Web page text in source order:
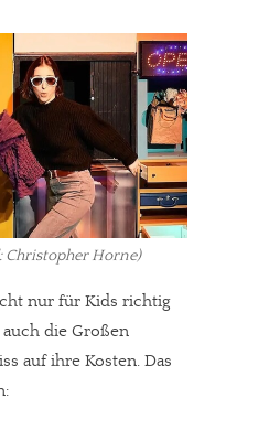
Christopher Horne)
nur für Kids richtig
die Großen
auf ihre Kosten. Das